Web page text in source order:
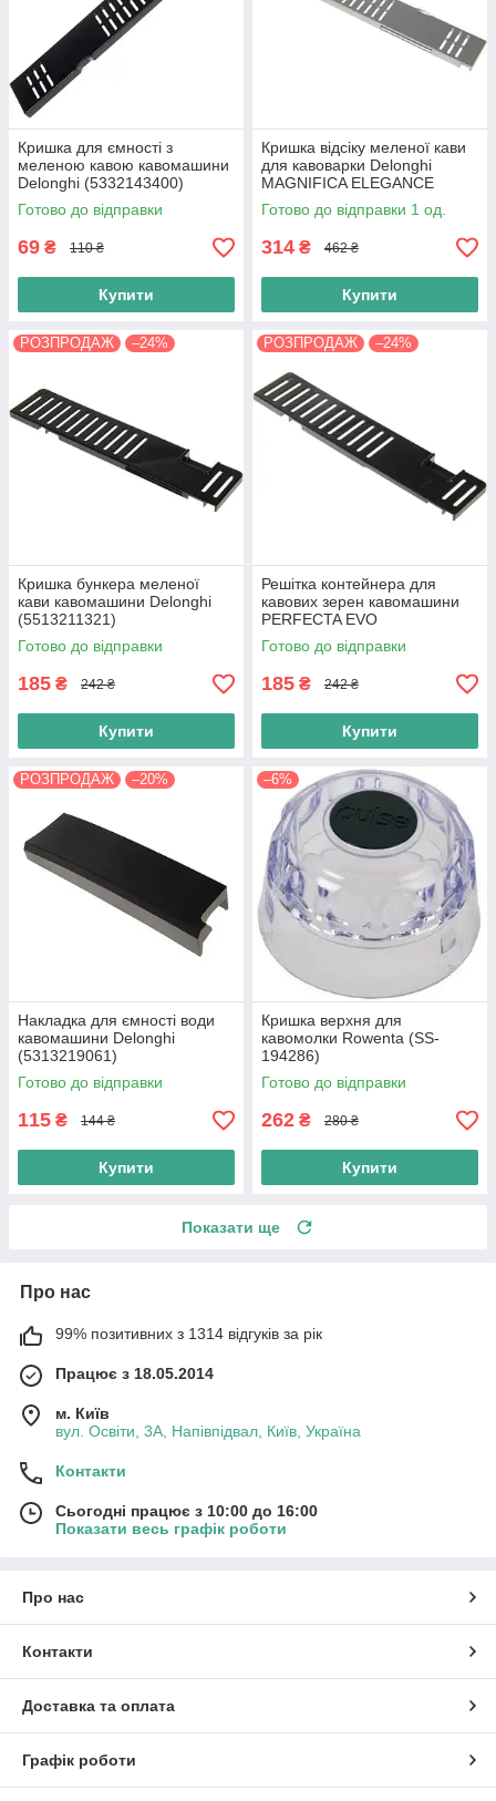
Кришка для ємності з
меленою кавою кавомашини
Delonghi (5332143400)
Готово до відправки
69 ₴ 110 ₴
Купити
Кришка відсіку меленої кави
для кавоварки Delonghi
MAGNIFICA ELEGANCE
(5332273900)
Готово до відправки 1 од.
314 ₴ 462 ₴
Купити
РОЗПРОДАЖ –24%
Кришка бункера меленої
кави кавомашини Delonghi
(5513211321)
Готово до відправки
185 ₴ 242 ₴
Купити
РОЗПРОДАЖ –24%
Решітка контейнера для
кавових зерен кавомашини
PERFECTA EVO
(5313270301)
Готово до відправки
185 ₴ 242 ₴
Купити
РОЗПРОДАЖ –20%
Накладка для ємності води
кавомашини Delonghi
(5313219061)
Готово до відправки
115 ₴ 144 ₴
Купити
–6%
Кришка верхня для
кавомолки Rowenta (SS-
194286)
Готово до відправки
262 ₴ 280 ₴
Купити
Показати ще
Про нас
99% позитивних з 1314 відгуків за рік
Працює з 18.05.2014
м. Київ
вул. Освіти, 3А, Напівпідвал, Київ, Україна
Контакти
Сьогодні працює з 10:00 до 16:00
Показати весь графік роботи
Про нас
Контакти
Доставка та оплата
Графік роботи